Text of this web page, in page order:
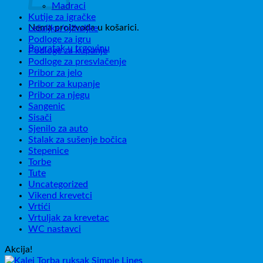
Nema proizvoda u košarici.
Povratak u trgovinu
Madraci
Kutije za igračke
Ležaljke/njihaljke
Podloge za igru
Podloge za kupanje
Podloge za presvlačenje
Pribor za jelo
Pribor za kupanje
Pribor za njegu
Sangenic
Sisači
Sjenilo za auto
Stalak za sušenje bočica
Stepenice
Torbe
Tute
Uncategorized
Vikend krevetci
Vrtići
Vrtuljak za krevetac
WC nastavci
Akcija!